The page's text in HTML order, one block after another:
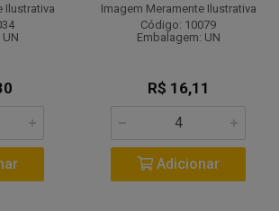
Ilustrativa
Imagem Meramente Ilustrativa
Código: 10079
Embalagem: UN
R$ 16,11
Adicionar